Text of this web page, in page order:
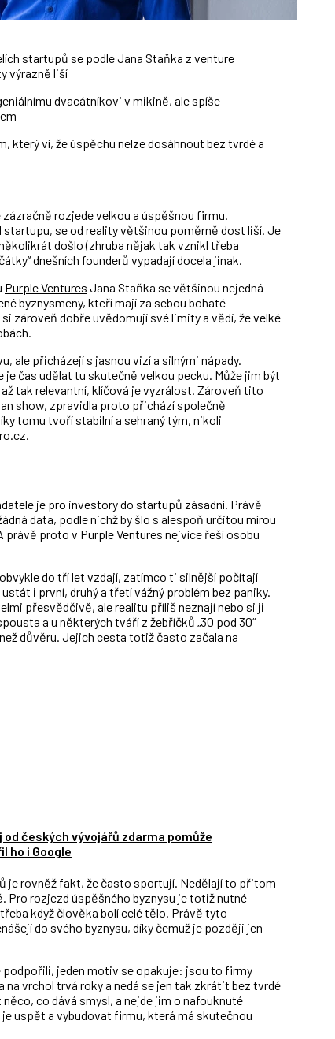
startupů se podle Jana Staňka z venture
výrazně liší
dvacátníkovi v mikině, ale spíše
který ví, že úspěchu nelze dosáhnout bez tvrdé a
rozjede velkou a úspěšnou firmu.
se od reality většinou poměrně dost liší. Je
došlo (zhruba nějak tak vznikl třeba
dnešních founderů vypadají docela jinak.
Purple Ventures Jana Staňka se většinou nejedná
byznysmeny, kteří mají za sebou bohaté
zároveň dobře uvědomují své limity a vědí, že velké
ale přicházejí s jasnou vizí a silnými nápady.
čas udělat tu skutečně velkou pecku. Může jim být
tak relevantní, klíčová je vyzrálost. Zároveň tito
show, zpravidla proto přichází společně
tomu tvoří stabilní a sehraný tým, nikoli
je pro investory do startupů zásadní. Právě
data, podle nichž by šlo s alespoň určitou mírou
proto v Purple Ventures nejvíce řeší osobu
do tří let vzdají, zatímco ti silnější počítají
i první, druhý a třetí vážný problém bez paniky.
přesvědčivě, ale realitu příliš neznají nebo si ji
a u některých tváří z žebříčků „30 pod 30“
důvěru. Jejich cesta totiž často začala na
českých vývojářů zdarma pomůže
ho i Google
je rovněž fakt, že často sportují. Nedělají to přitom
rozjezd úspěšného byznysu je totiž nutné
když člověka bolí celé tělo. Právě tyto
do svého byznysu, díky čemuž je později jen
podpořili, jeden motiv se opakuje: jsou to firmy
vrchol trvá roky a nedá se jen tak zkrátit bez tvrdé
co dává smysl, a nejde jim o nafouknuté
uspět a vybudovat firmu, která má skutečnou